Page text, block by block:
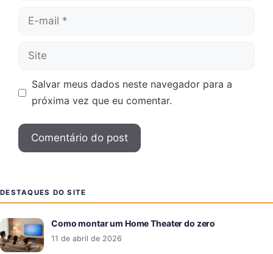
Site
Salvar meus dados neste navegador para a
próxima vez que eu comentar.
DESTAQUES DO SITE
Como montar um Home Theater do zero
11 de abril de 2026